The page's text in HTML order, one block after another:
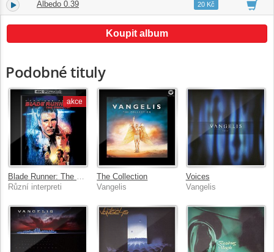
9. Albedo 0.39 04:3020 Kč
Koupit album
Podobné tituly
akce
Různí interpreti
The Collection
Vangelis
Voices
Vangelis